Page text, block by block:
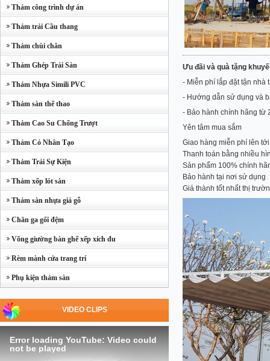
Thảm công trình dự án
Thảm trải Cầu thang
Thảm chùi chân
Thảm Ghép Trải Sàn
Thảm Nhựa Simili PVC
Thảm sàn thể thao
Thảm Cao Su Chống Trượt
Thảm Cỏ Nhân Tạo
Thảm Trải Sự Kiện
Thảm xốp lót sàn
Thảm sàn nhựa giả gỗ
Chăn ga gối đệm
Võng giường bàn ghế xếp xích đu
Rèm mành cửa trang trí
Phụ kiện thảm sàn
VIDEO CLIPS
Error loading YouTube: Video could
not be played
Ưu đãi và quà tặng
- Miễn phí lắp đặt tận nhà
- Hướng dẫn sử dụng và
- Bảo hành chính hãng từ
Yên tâm mua sắm
Giao hàng miễn phí lên
Thanh toán bằng nhiều
Sản phẩm 100% chính
Bảo hành tại nơi sử dụng
Giá thành tốt nhất thị